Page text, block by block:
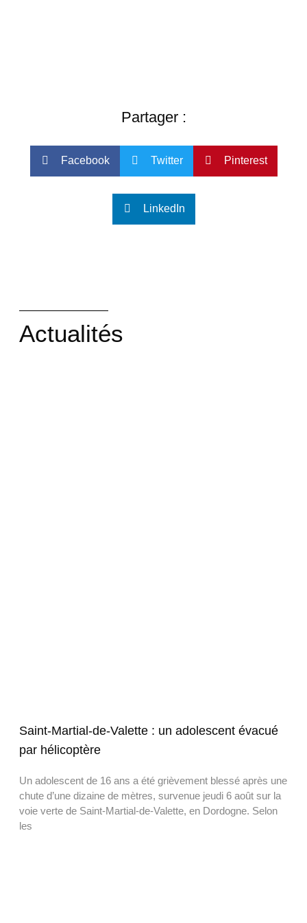
Partager :
Facebook Twitter Pinterest
LinkedIn
Actualités
Saint-Martial-de-Valette : un adolescent évacué
par hélicoptère
Un adolescent de 16 ans a été grièvement blessé après une
chute d’une dizaine de mètres, survenue jeudi 6 août sur la
voie verte de Saint-Martial-de-Valette, en Dordogne. Selon
les